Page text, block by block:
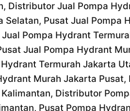
Distributor Jual Pompa
Pusat Jual Pompa
Pompa Hydrant
Jual Pompa Hydrant
Termurah Jakarta
Murah Jakarta
Distributor
Pusat Pompa